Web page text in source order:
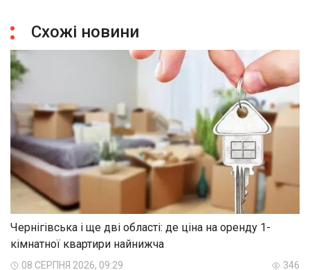
Схожі новини
Чернігівська і ще дві області: де ціна на оренду 1-
кімнатної квартири найнижча
08 СЕРПНЯ 2026, 09:29 346